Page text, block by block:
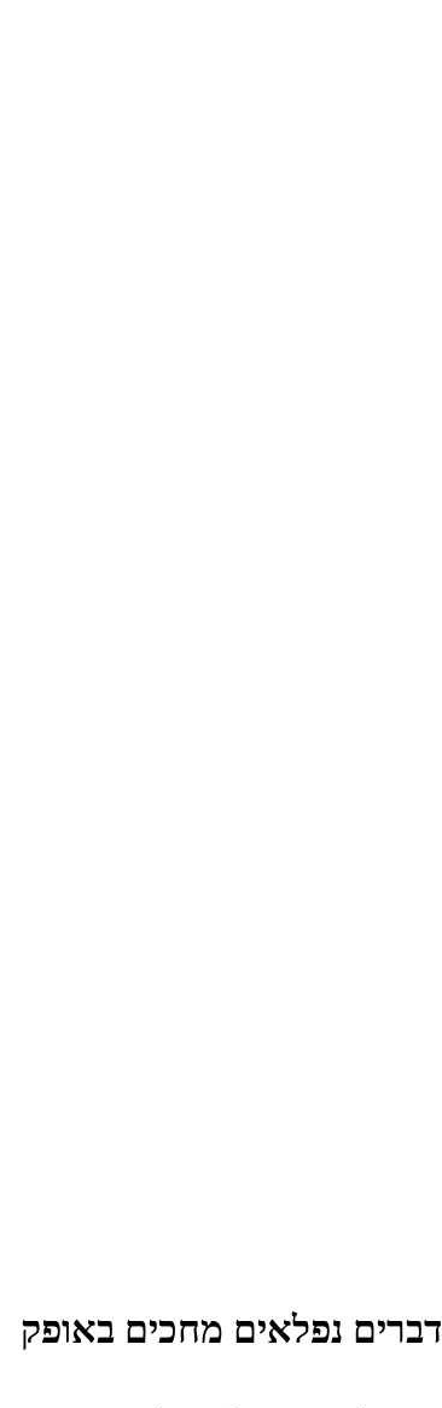
דברים נפלאים מחכים באופק